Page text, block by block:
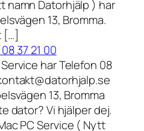
namn Datorhjälp ) har
13, Bromma.
[…]
37 21 00
har Telefon 08
13, Bromma
dator? Vi hjälper dej.
PC Service ( Nytt